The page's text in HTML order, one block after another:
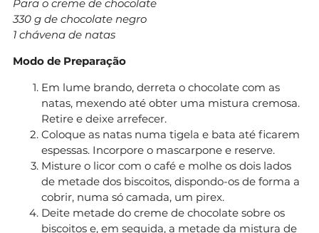
Para o creme de chocolate
330 g de chocolate negro
1 chávena de natas
Modo de Preparação
Em lume brando, derreta o chocolate com as
natas, mexendo até obter uma mistura cremosa.
Retire e deixe arrefecer.
Coloque as natas numa tigela e bata até ficarem
espessas. Incorpore o mascarpone e reserve.
Misture o licor com o café e molhe os dois lados
de metade dos biscoitos, dispondo-os de forma a
cobrir, numa só camada, um pirex.
Deite metade do creme de chocolate sobre os
biscoitos e, em seguida, a metade da mistura de